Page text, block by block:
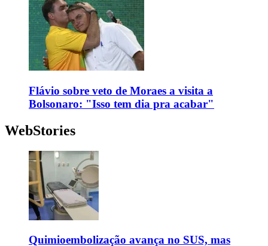
Flávio sobre veto de Moraes a visita a
Bolsonaro: "Isso tem dia pra acabar"
WebStories
Quimioembolização avança no SUS, mas